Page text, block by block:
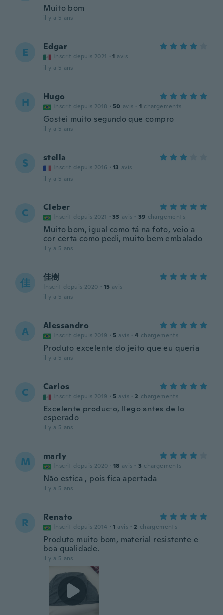
Muito bom
il y a 5 ans
E Edgar
Inscrit depuis 2021 · 1 avis
il y a 5 ans
H Hugo
Inscrit depuis 2018 · 50 avis · 1 chargements
Gostei muito segundo que compro
il y a 5 ans
S stella
Inscrit depuis 2016 · 13 avis
il y a 5 ans
C Cleber
Inscrit depuis 2021 · 33 avis · 39 chargements
Muito bom, igual como tá na foto, veio a
cor certa como pedi, muito bem embalado
il y a 5 ans
佳 佳樹
Inscrit depuis 2020 · 15 avis
il y a 5 ans
A Alessandro
Inscrit depuis 2019 · 5 avis · 4 chargements
Produto excelente do jeito que eu queria
il y a 5 ans
C Carlos
Inscrit depuis 2019 · 5 avis · 2 chargements
Excelente producto, llego antes de lo
esperado
il y a 5 ans
M marly
Inscrit depuis 2020 · 18 avis · 3 chargements
Não estica , pois fica apertada
il y a 5 ans
R Renato
Inscrit depuis 2014 · 1 avis · 2 chargements
Produto muito bom, material resistente e
boa qualidade.
il y a 5 ans